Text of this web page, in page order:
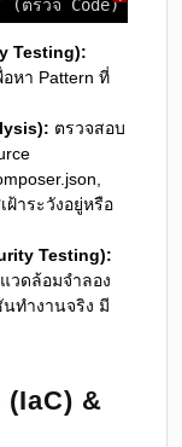
(ตรวจ Code) ]
Testing):
หา Pattern ที่
ตรวจสอบ
ฝ้าระวังอยู่หรือ
Testing):
วดล้อมจำลอง
นทำงานจริง มี
&